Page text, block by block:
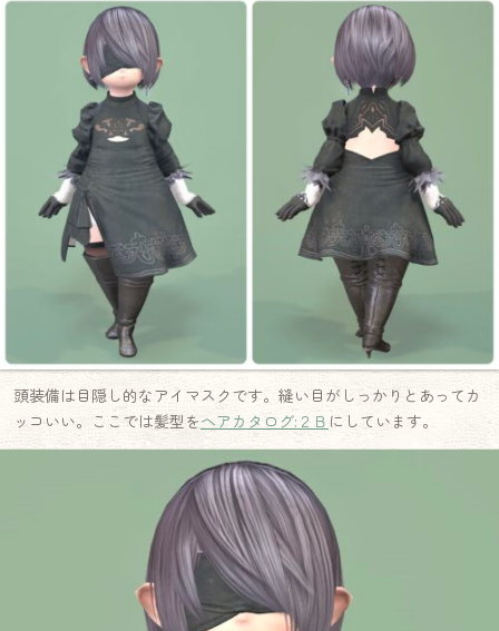
頭装備は目隠し的なアイマスクです。縫い目がしっかりとあってカ
ッコいい。ここでは髪型をヘアカタログ:２Ｂ にしています。